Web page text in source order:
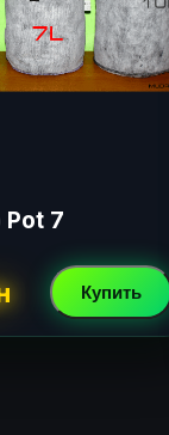
Pot 7
Купить